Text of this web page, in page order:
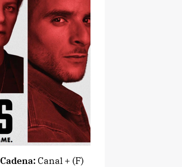
Cadena:Canal + (F)